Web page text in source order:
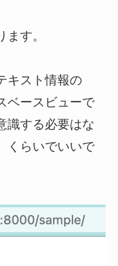
す。
キスト情報の
ベースビューで
識する必要はな
くらいでいいで